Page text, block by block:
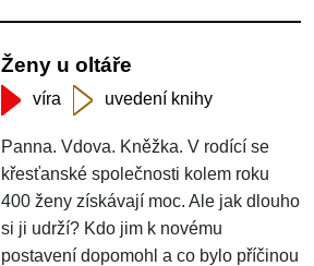
Ženy u oltáře
víra uvedení knihy
Panna. Vdova. Kněžka. V rodící se
křesťanské společnosti kolem roku
400 ženy získávají moc. Ale jak dlouho
si ji udrží? Kdo jim k novému
postavení dopomohl a co bylo příčinou